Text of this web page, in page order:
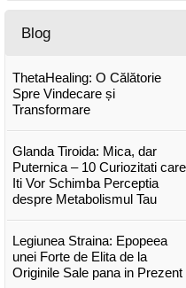
Blog
ThetaHealing: O Călătorie
Spre Vindecare și
Transformare
Glanda Tiroida: Mica, dar
Puternica – 10 Curiozitati care
Iti Vor Schimba Perceptia
despre Metabolismul Tau
Legiunea Straina: Epopeea
unei Forte de Elita de la
Originile Sale pana in Prezent